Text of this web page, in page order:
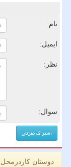
نام:
ایمیل:
نظر:
سوال:
دوستان کاردرمحل